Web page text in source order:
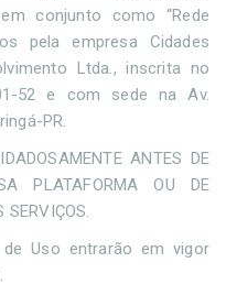
conjunto como “Rede
pela empresa Cidades
Ltda., inscrita no
52 e com sede na Av.
PR.
ANTES DE
PLATAFORMA OU DE
SERVIÇOS.
Uso entrarão em vigor